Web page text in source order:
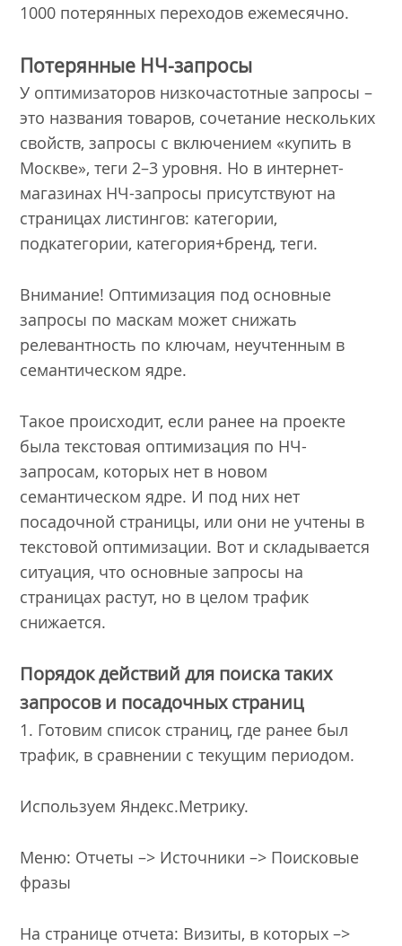
1000 потерянных переходов ежемесячно.
Потерянные НЧ-запросы
У оптимизаторов низкочастотные запросы –
это названия товаров, сочетание нескольких
свойств, запросы с включением «купить в
Москве», теги 2–3 уровня. Но в интернет-
магазинах НЧ-запросы присутствуют на
страницах листингов: категории,
подкатегории, категория+бренд, теги.
Внимание! Оптимизация под основные
запросы по маскам может снижать
релевантность по ключам, неучтенным в
семантическом ядре.
Такое происходит, если ранее на проекте
была текстовая оптимизация по НЧ-
запросам, которых нет в новом
семантическом ядре. И под них нет
посадочной страницы, или они не учтены в
текстовой оптимизации. Вот и складывается
ситуация, что основные запросы на
страницах растут, но в целом трафик
снижается.
Порядок действий для поиска таких
запросов и посадочных страниц
1. Готовим список страниц, где ранее был
трафик, в сравнении с текущим периодом.
Используем Яндекс.Метрику.
Меню: Отчеты –> Источники –> Поисковые
фразы
На странице отчета: Визиты, в которых –>